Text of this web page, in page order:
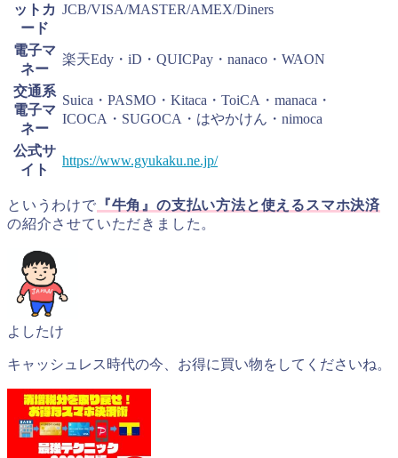
ットカ
ード
JCB/VISA/MASTER/AMEX/Diners
電子マ
ネー
楽天Edy・iD・QUICPay・nanaco・WAON
交通系
電子マ
ネー
Suica・PASMO・Kitaca・ToiCA・manaca・
ICOCA・SUGOCA・はやかけん・nimoca
公式サ
イト
https://www.gyukaku.ne.jp/
というわけで 『牛角』の支払い方法と使えるスマホ決済
の紹介させていただきました。
よしたけ
キャッシュレス時代の今、お得に買い物をしてくださいね。